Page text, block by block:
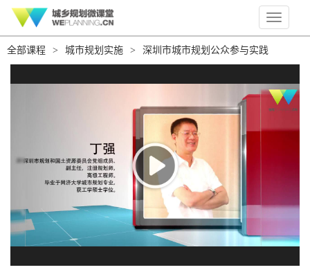
Toggle
全部课程
> 城市规划实施 > 深圳市城市规划公众参与实践